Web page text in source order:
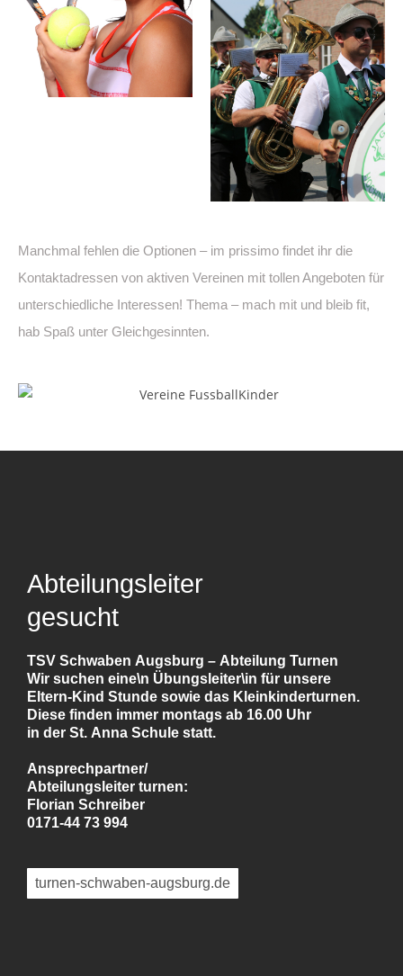
Manchmal fehlen die Optionen – im prissimo findet ihr die
Kontaktadressen von aktiven Vereinen mit tollen Angeboten für
unterschiedliche Interessen! Thema – mach mit und bleib fit,
hab Spaß unter Gleichgesinnten.
Abteilungsleiter
gesucht
TSV Schwaben Augsburg – Abteilung Turnen
Wir suchen eine\n Übungsleiter\in für unsere
Eltern-Kind Stunde sowie das Kleinkinderturnen.
Diese finden immer montags ab 16.00 Uhr
in der St. Anna Schule statt.
Ansprechpartner/
Abteilungsleiter turnen:
Florian Schreiber
0171-44 73 994
turnen-schwaben-augsburg.de